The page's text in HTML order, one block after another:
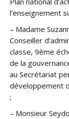
l’enseignement
– Madame
Conseiller
classe, 9ème
de la
au Secrétariat
développement
;
– Monsieur